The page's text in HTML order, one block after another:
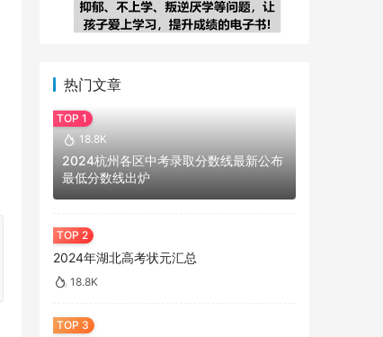
热门文章
18.8K
2024杭州各区中考录取分数线最新公布
最低分数线出炉
2024年湖北高考状元汇总
18.8K